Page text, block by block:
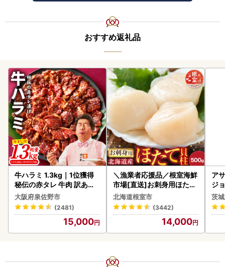
おすすめ返礼品
牛ハラミ 1.3kg｜1位獲得
秘伝の赤タレ 牛肉 訳あり
焼肉 BBQ
大阪府泉佐野市
(2481)
15,000
＼漁業者応援品／根室海鮮
市場[直送]お刺身用ほたて
貝柱500g A-28002
北海道根室市
(3442)
14,000
ア
ジ
(1ケース)
ビ
茨